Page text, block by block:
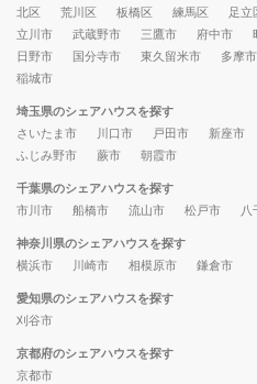
北区
荒川区 板橋区 練馬区 足立
立川市
武蔵野市 三鷹市 府中市
日野市
国分寺市 東久留米市 多摩市
稲城市
埼玉県のシェアハウスを探す
さいたま市
川口市 戸田市 新座市
ふじみ野市
蕨市 朝霞市
千葉県のシェアハウスを探す
市川市
船橋市 流山市 松戸市 八
神奈川県のシェアハウスを探す
横浜市
川崎市 相模原市 鎌倉市
愛知県のシェアハウスを探す
刈谷市
京都府のシェアハウスを探す
京都市